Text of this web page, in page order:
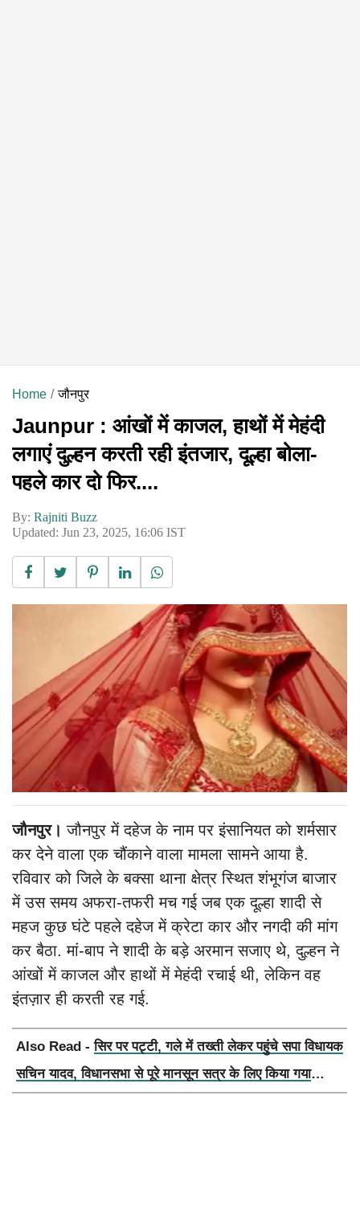
Home जौनपुर
Jaunpur : आंखों में काजल, हाथों में मेहंदी
लगाएं दुल्हन करती रही इंतजार, दूल्हा बोला-
पहले कार दो फिर....
By: Rajniti Buzz
Updated: Jun 23, 2025, 16:06 IST
जौनपुर।जौनपुर में दहेज के नाम पर इंसानियत को शर्मसार
कर देने वाला एक चौंकाने वाला मामला सामने आया है.
रविवार को जिले के बक्सा थाना क्षेत्र स्थित शंभूगंज बाजार
में उस समय अफरा-तफरी मच गई जब एक दूल्हा शादी से
महज कुछ घंटे पहले दहेज में क्रेटा कार और नगदी की मांग
कर बैठा. मां-बाप ने शादी के बड़े अरमान सजाए थे, दुल्हन ने
आंखों में काजल और हाथों में मेहंदी रचाई थी, लेकिन वह
इंतज़ार ही करती रह गई.
Also Read -सिर पर पट्टी, गले में तख्ती लेकर पहुंचे सपा विधायक
सचिन यादव, विधानसभा से पूरे मानसून सत्र के लिए किया गया